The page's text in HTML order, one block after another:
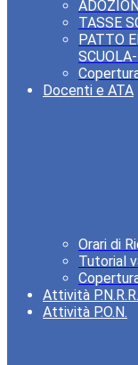
TASSE
PATTO
Docenti e ATA
Orari di
Tutorial
Attività P.N.R.R.
Attività P.O.N.